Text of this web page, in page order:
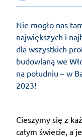
Nie mogło nas
największych i
dla wszystkich
budowlaną we
na południu – w
2023!
Cieszymy się z
całym świecie, a